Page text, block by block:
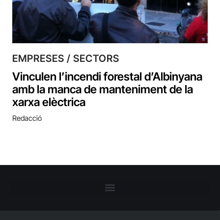
EMPRESES / SECTORS
Vinculen l’incendi forestal d’Albinyana
amb la manca de manteniment de la
xarxa elèctrica
Redacció